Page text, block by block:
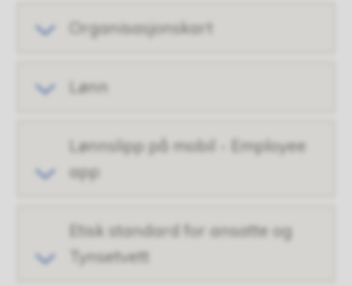
Organisasjonskart
Lønn
Lønnslipp på mobil - Employee
app
Etisk standard for ansatte og
Tynsetvett